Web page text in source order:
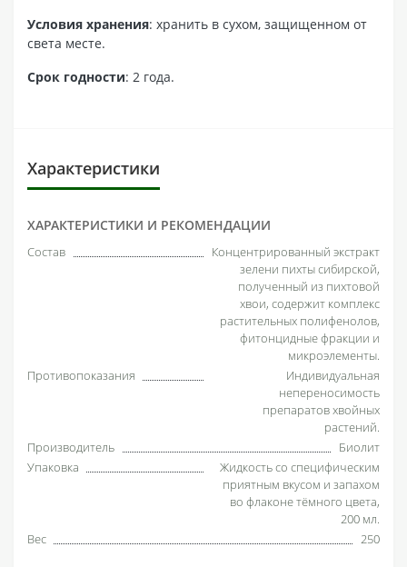
Условия хранения: хранить в сухом, защищенном от
света месте.
Срок годности: 2 года.
Характеристики
ХАРАКТЕРИСТИКИ И РЕКОМЕНДАЦИИ
Состав
Концентрированный экстракт
зелени пихты сибирской,
полученный из пихтовой
хвои, содержит комплекс
растительных полифенолов,
фитонцидные фракции и
микроэлементы.
Противопоказания
Индивидуальная
непереносимость
препаратов хвойных
растений.
Производитель
Биолит
Упаковка
Жидкость со специфическим
приятным вкусом и запахом
во флаконе тёмного цвета,
200 мл.
Вес
250